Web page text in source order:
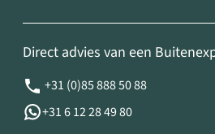
Direct advies van een
+31 (0)85 888 50 88
+31 6 12 28 49 80